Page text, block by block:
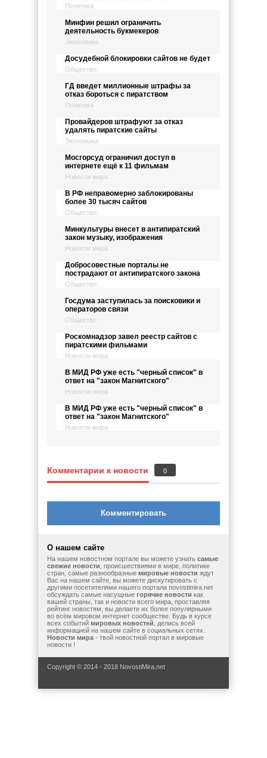
Политика
Минфин решил ограничить
деятельность букмекеров
Экономика
Досудебной блокировки сайтов не будет
Общество
ГД введет миллионные штрафы за
отказ бороться с пиратством
Политика
Провайдеров штрафуют за отказ
удалять пиратские сайты
Экономика
Мосгорсуд ограничил доступ в
интернете ещё к 11 фильмам
Новости мира
В РФ неправомерно заблокированы
более 30 тысяч сайтов
Общество
Минкультуры внесет в антипиратский
закон музыку, изображения
Новости мира
Добросовестные порталы не
пострадают от антипиратского закона
Общество
Госдума заступилась за поисковики и
операторов связи
Общество
Роскомнадзор завел реестр сайтов с
пиратскими фильмами
Новости мира
В МИД РФ уже есть "черный список" в
ответ на "закон Магнитского"
Новости мира
В МИД РФ уже есть "черный список" в
ответ на "закон Магнитского"
Новости мира
Комментарии к новости 0
Комментировать
О нашем сайте
На нашем новостном портале вы можете узнать самые
свежие новости , происшествиями в мире, политике
стран, самые разнообразные мировые новости ждут
Вас на нашем сайте, вы можете дискутировать с
другими посетителями нашего портала novostimira.net
обсуждать самые насущные горячие новости как
вашей страны, так и новости всего мира, проставляя
рейтинг новостям, вы делаете их более популярными
во всём мировом интернет сообществе. Будь в курсе
всех событий мировых новостей , делись всей
информацией на нашем сайте в социальных сетях.
Новости мира - твой новостной портал в мировые
новости !
Copyright © 2014 - 2018 NovostiMira.net